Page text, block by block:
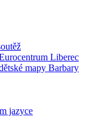
Liberec
mapy Barbary
jazyce